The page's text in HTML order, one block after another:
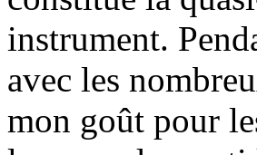
instrument.
avec les
mon goût pour